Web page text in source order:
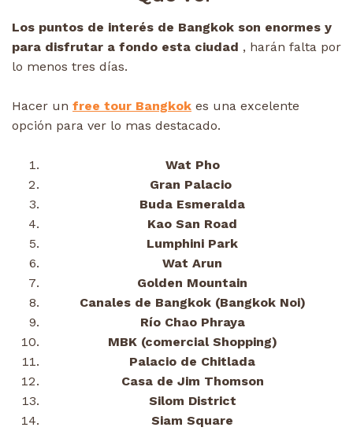
Los puntos de interés de Bangkok son enormes y
para disfrutar a fondo esta ciudad , harán falta por
lo menos tres días.
Hacer un free tour Bangkok es una excelente
opción para ver lo mas destacado.
Wat Pho
Gran Palacio
Buda Esmeralda
Kao San Road
Lumphini Park
Wat Arun
Golden Mountain
Canales de Bangkok (Bangkok Noi)
Río Chao Phraya
MBK (comercial Shopping)
Palacio de Chitlada
Casa de Jim Thomson
Silom District
Siam Square